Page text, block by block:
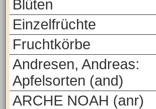
Blüten
Einzelfrüchte
Fruchtkörbe
Andresen, Andreas:
Apfelsorten (and)
ARCHE NOAH (anr)